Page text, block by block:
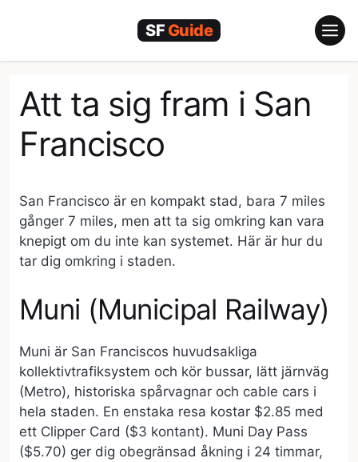
Att ta sig fram i San
Francisco
San Francisco är en kompakt stad, bara 7 miles
gånger 7 miles, men att ta sig omkring kan vara
knepigt om du inte kan systemet. Här är hur du
tar dig omkring i staden.
Muni (Municipal Railway)
Muni är San Franciscos huvudsakliga
kollektivtrafiksystem och kör bussar, lätt järnväg
(Metro), historiska spårvagnar och cable cars i
hela staden. En enstaka resa kostar $2.85 med
ett Clipper Card ($3 kontant). Muni Day Pass
($5.70) ger dig obegränsad åkning i 24 timmar,